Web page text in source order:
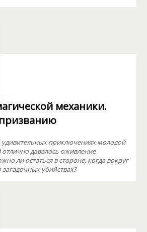
механики.
удивительных приключениях молодой
отлично давалось оживление
ли остаться в стороне, когда вокруг
убийствах?